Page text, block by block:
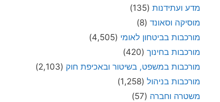
מדע ועתידנות (135)
מוסיקה וסאונד (8)
מורכבות בביטחון לאומי (4,505)
מורכבות בחינוך (420)
מורכבות במשפט, בשיטור ובאכיפת חוק (2,103)
מורכבות בניהול (1,258)
משטרה וחברה (57)